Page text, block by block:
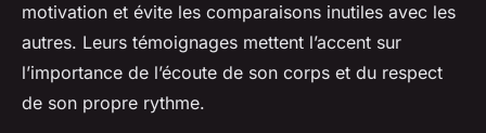
motivation et évite les comparaisons inutiles avec les
autres. Leurs témoignages mettent l’accent sur
l’importance de l’écoute de son corps et du respect
de son propre rythme.